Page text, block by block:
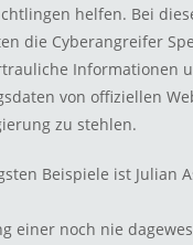
helfen. Bei
die Cyberangreifer
Informationen
von offiziellen
zu stehlen.
Beispiele ist Julian
einer noch nie